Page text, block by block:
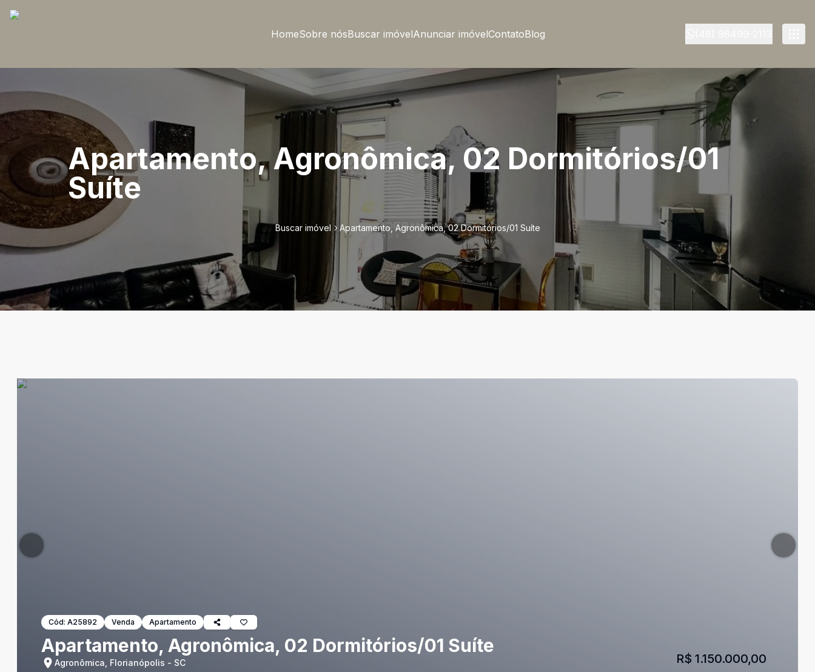
HomeSobre nósBuscar imóvelAnunciar imóvelContatoBlog
Apartamento, Agronômica, 02 Dormitórios/01
Suíte
Buscar imóvel Apartamento, Agronômica, 02 Dormitórios/01 Suíte
Cód: A25892 Venda Apartamento
Apartamento, Agronômica, 02 Dormitórios/01 Suíte
Agronômica, Florianópolis - SC R$ 1.150.000,00